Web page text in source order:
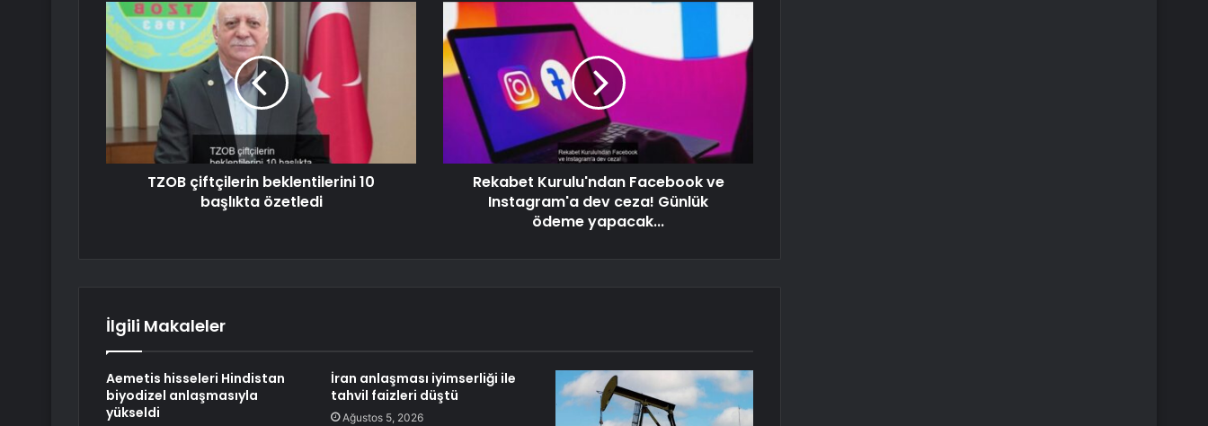
TZOB çiftçilerin beklentilerini 10
başlıkta özetledi
Rekabet Kurulu'ndan Facebook ve
Instagram'a dev ceza! Günlük
ödeme yapacak...
İlgili Makaleler
Aemetis hisseleri Hindistan
biyodizel anlaşmasıyla
yükseldi
İran anlaşması iyimserliği ile
tahvil faizleri düştü
Ağustos 5, 2026